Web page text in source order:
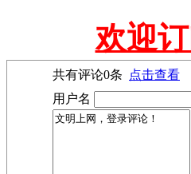
欢迎
共有评论0条
点击查看
用户名